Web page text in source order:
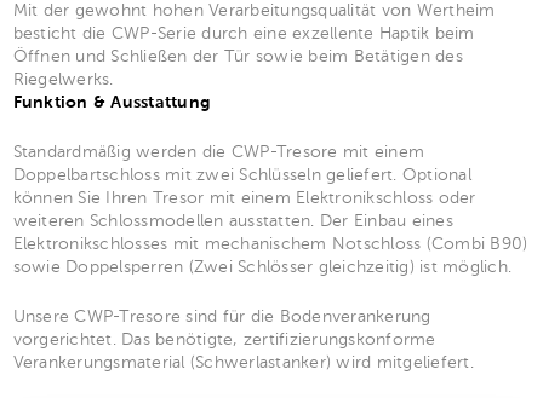
Mit der gewohnt hohen Verarbeitungsqualität von Wertheim
besticht die CWP-Serie durch eine exzellente Haptik beim
Öffnen und Schließen der Tür sowie beim Betätigen des
Riegelwerks.
Funktion & Ausstattung
Standardmäßig werden die CWP-Tresore mit einem
Doppelbartschloss mit zwei Schlüsseln geliefert. Optional
können Sie Ihren Tresor mit einem Elektronikschloss oder
weiteren Schlossmodellen ausstatten. Der Einbau eines
Elektronikschlosses mit mechanischem Notschloss (Combi B90)
sowie Doppelsperren (Zwei Schlösser gleichzeitig) ist möglich.
Unsere CWP-Tresore sind für die Bodenverankerung
vorgerichtet. Das benötigte, zertifizierungskonforme
Verankerungsmaterial (Schwerlastanker) wird mitgeliefert.